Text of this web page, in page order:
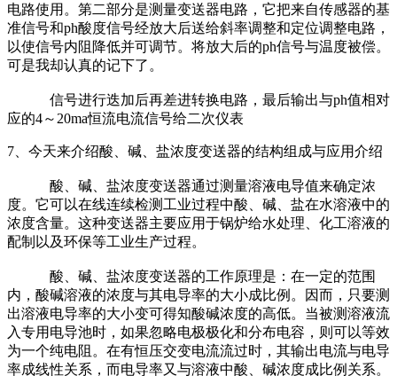
电路使用。第二部分是测量变送器电路，它把来自传感器的基
准信号和ph酸度信号经放大后送给斜率调整和定位调整电路，
以使信号内阻降低并可调节。将放大后的ph信号与温度被偿。
可是我却认真的记下了。
信号进行迭加后再差进转换电路，最后输出与ph值相对
应的4～20ma恒流电流信号给二次仪表
7、今天来介绍酸、碱、盐浓度变送器的结构组成与应用介绍
酸、碱、盐浓度变送器通过测量溶液电导值来确定浓
度。它可以在线连续检测工业过程中酸、碱、盐在水溶液中的
浓度含量。这种变送器主要应用于锅炉给水处理、化工溶液的
配制以及环保等工业生产过程。
酸、碱、盐浓度变送器的工作原理是：在一定的范围
内，酸碱溶液的浓度与其电导率的大小成比例。因而，只要测
出溶液电导率的大小变可得知酸碱浓度的高低。当被测溶液流
入专用电导池时，如果忽略电极极化和分布电容，则可以等效
为一个纯电阻。在有恒压交变电流流过时，其输出电流与电导
率成线性关系，而电导率又与溶液中酸、碱浓度成比例关系。